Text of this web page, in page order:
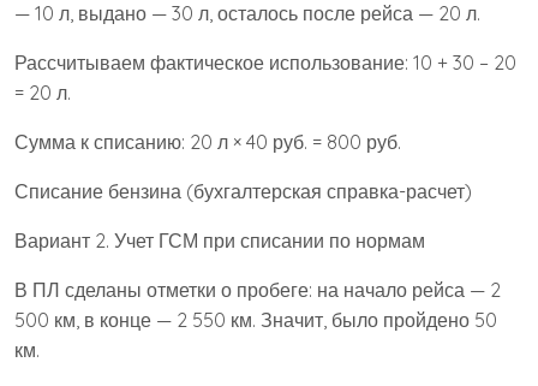
— 10 л, выдано — 30 л, осталось после рейса — 20 л.
Рассчитываем фактическое использование: 10 + 30 – 20
= 20 л.
Сумма к списанию: 20 л × 40 руб. = 800 руб.
Списание бензина (бухгалтерская справка-расчет)
Вариант 2. Учет ГСМ при списании по нормам
В ПЛ сделаны отметки о пробеге: на начало рейса — 2
500 км, в конце — 2 550 км. Значит, было пройдено 50
км.